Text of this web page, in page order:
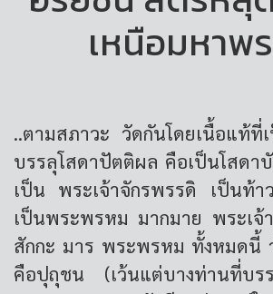
เหนือมหาพ
..ตามสภาวะ วัดกันโดยเนื้อแท้ที่
บรรลุโสดาปัตติผล คือเป็นโสดา
เป็น พระเจ้าจักรพรรดิ เป็นท้า
เป็นพระพรหม มากมาย พระเจ้
สักกะ มาร พระพรหม ทั้งหมดนี้
คือปุถุชน (เว้นแต่บางท่านที่บร